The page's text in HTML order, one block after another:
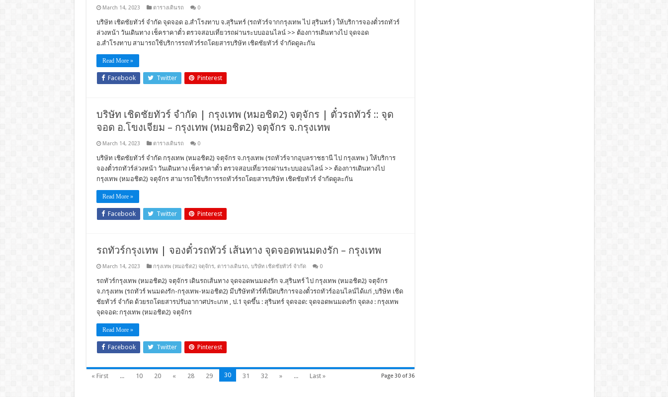
March 14, 2023 ตารางเดินรถ 0
บริษัท เชิดชัยทัวร์ จำกัด จุดจอด อ.สำโรงทาบ จ.สุรินทร์ (รถทัวร์จากกรุงเทพ ไป สุรินทร์ ) ให้บริการจองตั๋วรถทัวร์
ล่วงหน้า วันเดินทาง เช็คราคาตั๋ว ตรวจสอบเที่ยวรถผ่านระบบออนไลน์ >> ต้องการเดินทางไป จุดจอด
อ.สำโรงทาบ สามารถใช้บริการรถทัวร์รถโดยสารบริษัท เชิดชัยทัวร์ จำกัดดูละกัน
Read More »
Facebook Twitter Pinterest
บริษัท เชิดชัยทัวร์ จำกัด | กรุงเทพ (หมอชิต2) จตุจักร | ตั๋วรถทัวร์ :: จุด
จอด อ.โขงเจียม – กรุงเทพ (หมอชิต2) จตุจักร จ.กรุงเทพ
March 14, 2023 ตารางเดินรถ 0
บริษัท เชิดชัยทัวร์ จำกัด กรุงเทพ (หมอชิต2) จตุจักร จ.กรุงเทพ (รถทัวร์จากอุบลราชธานี ไป กรุงเทพ ) ให้บริการ
จองตั๋วรถทัวร์ล่วงหน้า วันเดินทาง เช็คราคาตั๋ว ตรวจสอบเที่ยวรถผ่านระบบออนไลน์ >> ต้องการเดินทางไป
กรุงเทพ (หมอชิต2) จตุจักร สามารถใช้บริการรถทัวร์รถโดยสารบริษัท เชิดชัยทัวร์ จำกัดดูละกัน
Read More »
Facebook Twitter Pinterest
รถทัวร์กรุงเทพ | จองตั๋วรถทัวร์ เส้นทาง จุดจอดพนมดงรัก – กรุงเทพ
March 14, 2023 กรุงเทพ (หมอชิต2) จตุจักร, ตารางเดินรถ, บริษัท เชิดชัยทัวร์ จำกัด 0
รถทัวร์กรุงเทพ (หมอชิต2) จตุจักร เดินรถเส้นทาง จุดจอดพนมดงรัก จ.สุรินทร์ ไป กรุงเทพ (หมอชิต2) จตุจักร
จ.กรุงเทพ (รถทัวร์ พนมดงรัก-กรุงเทพ-หมอชิต2) มีบริษัททัวร์ที่เปิดบริการจองตั๋วรถทัวร์ออนไลน์ได้แก่ ,บริษัท เชิด
ชัยทัวร์ จำกัด ด้วยรถโดยสารปรับอากาศประเภท , ป.1 จุดขึ้น : สุรินทร์ จุดจอด: จุดจอดพนมดงรัก จุดลง : กรุงเทพ
จุดจอด: กรุงเทพ (หมอชิต2) จตุจักร
Read More »
Facebook Twitter Pinterest
Page 30 of 36
« First ... 10 20 « 28 29 30 31 32 » ... Last »